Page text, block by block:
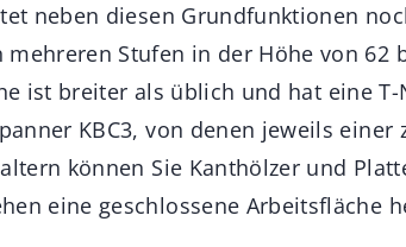
neben diesen Grundfunktionen
Stufen in der Höhe von 62
ist breiter als üblich und hat eine
KBC3, von denen jeweils einer
können Sie Kanthölzer und
eine geschlossene Arbeitsfläche